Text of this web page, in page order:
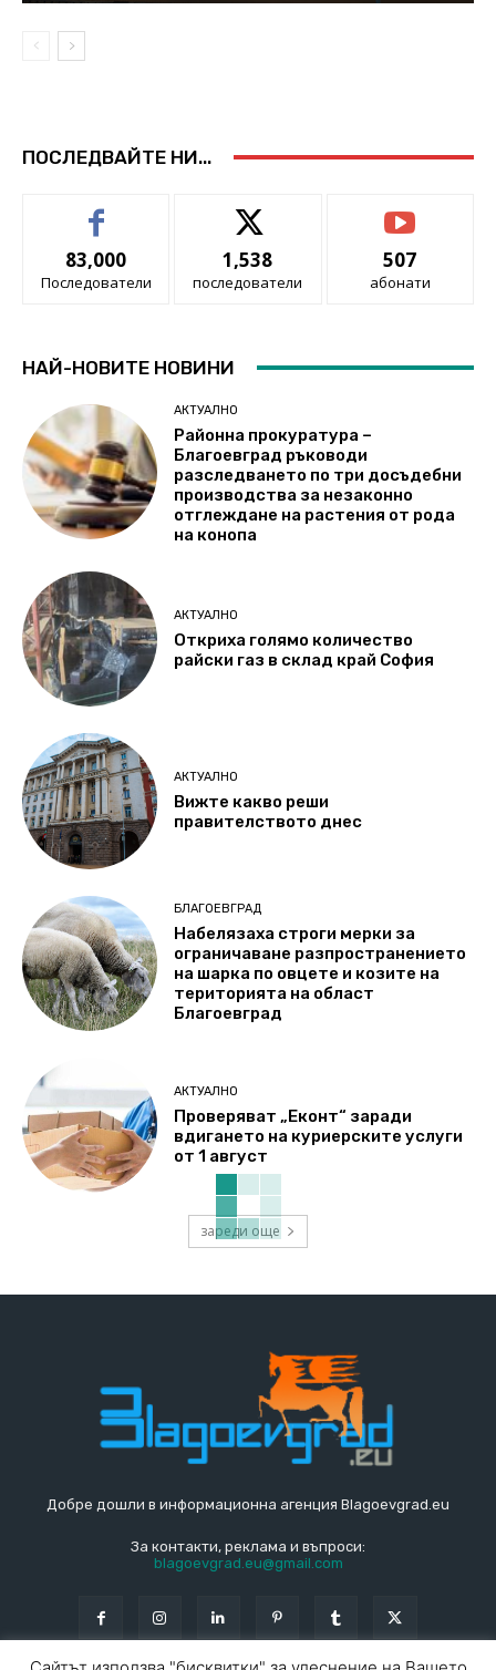
ПОСЛЕДВАЙТЕ НИ...
83,000
Последователи
1,538
последователи
507
абонати
НАЙ-НОВИТЕ НОВИНИ
АКТУАЛНО
Районна прокуратура –
Благоевград ръководи
разследването по три досъдебни
производства за незаконно
отглеждане на растения от рода
на конопа
АКТУАЛНО
Откриха голямо количество
райски газ в склад край София
АКТУАЛНО
Вижте какво реши
правителството днес
БЛАГОЕВГРАД
Набелязаха строги мерки за
ограничаване разпространението
на шарка по овцете и козите на
територията на област
Благоевград
АКТУАЛНО
Проверяват „Еконт“ заради
вдигането на куриерските услуги
от 1 август
зареди още
Добре дошли в информационна агенция Blagoevgrad.eu
За контакти, реклама и въпроси:
blagoevgrad.eu@gmail.com